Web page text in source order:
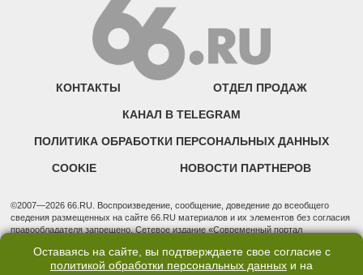
КОНТАКТЫ ОТДЕЛ ПРОДАЖ
КАНАЛ В TELEGRAM
ПОЛИТИКА ОБРАБОТКИ ПЕРСОНАЛЬНЫХ ДАННЫХ
COOKIE НОВОСТИ ПАРТНЕРОВ
©2007—2026 66.RU. Воспроизведение, сообщение, доведение до всеобщего
сведения размещенных на сайте 66.RU материалов и их элементов без согласия
правообладателя запрещено. Сетевое издание «Современный портал
надзору в сфере связи, информационных технологий и массовых коммуникаций
(Роскомнадзор). Регистрационный номер ЭЛ № ФС 77 - 76634 от 02.09.2019
Оставаясь на сайте, вы подтверждаете свое согласие с
политикой обработки персональных данных и на